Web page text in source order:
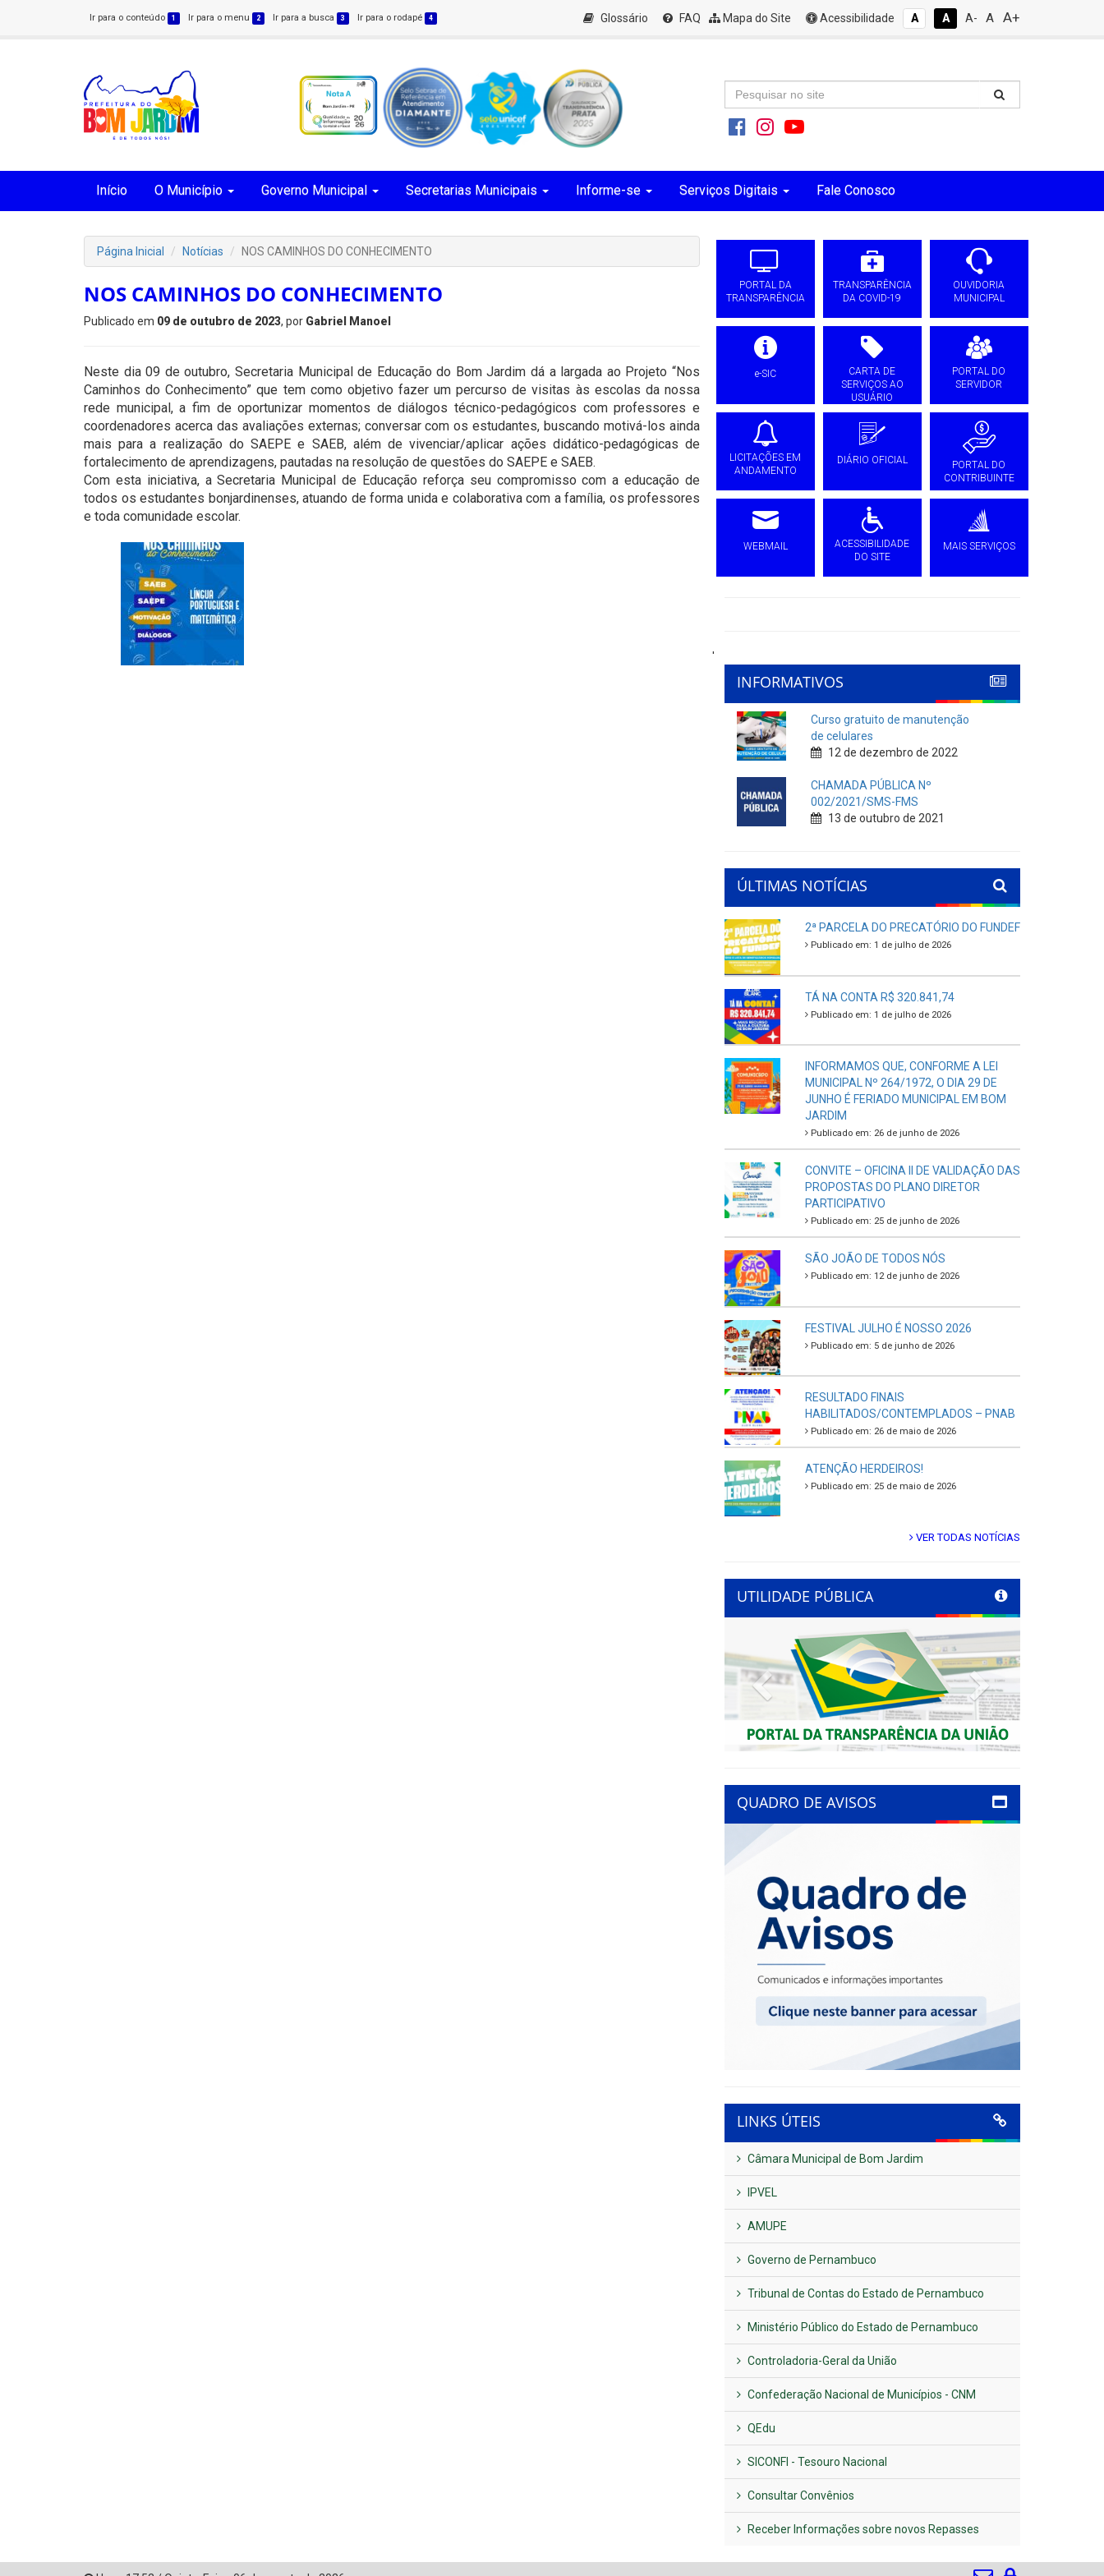
Ir para o conteúdo 1 Ir para o menu 2 Ir para a busca 3 Ir para o rodapé 4 Glossário FAQ Mapa do Site Acessibilidade A A A- A A+
Início O Município Governo Municipal Secretarias Municipais Informe-se Serviços Digitais Fale Conosco
Página Inicial Notícias NOS CAMINHOS DO CONHECIMENTO
NOS CAMINHOS DO CONHECIMENTO
Publicado em 09 de outubro de 2023, por Gabriel Manoel
Neste dia 09 de outubro, Secretaria Municipal de Educação do Bom Jardim dá a largada ao Projeto “Nos
Caminhos do Conhecimento” que tem como objetivo fazer um percurso de visitas às escolas da nossa
rede municipal, a fim de oportunizar momentos de diálogos técnico-pedagógicos com professores e
coordenadores acerca das avaliações externas; conversar com os estudantes, buscando motivá-los ainda
mais para a realização do SAEPE e SAEB, além de vivenciar/aplicar ações didático-pedagógicas de
fortalecimento de aprendizagens, pautadas na resolução de questões do SAEPE e SAEB.
Com esta iniciativa, a Secretaria Municipal de Educação reforça seu compromisso com a educação de
todos os estudantes bonjardinenses, atuando de forma unida e colaborativa com a família, os professores
e toda comunidade escolar.
PORTAL DA
TRANSPARÊNCIA
TRANSPARÊNCIA
DA COVID-19
OUVIDORIA
MUNICIPAL
e-SIC
CARTA DE
SERVIÇOS AO
USUÁRIO
PORTAL DO
SERVIDOR
LICITAÇÕES EM
ANDAMENTO
DIÁRIO OFICIAL
PORTAL DO
CONTRIBUINTE
WEBMAIL
ACESSIBILIDADE
DO SITE
MAIS SERVIÇOS
'
INFORMATIVOS
Curso gratuito de manutenção
de celulares
12 de dezembro de 2022
CHAMADA PÚBLICA Nº
002/2021/SMS-FMS
13 de outubro de 2021
ÚLTIMAS NOTÍCIAS
2ª PARCELA DO PRECATÓRIO DO FUNDEF
Publicado em: 1 de julho de 2026
TÁ NA CONTA R$ 320.841,74
Publicado em: 1 de julho de 2026
INFORMAMOS QUE, CONFORME A LEI
MUNICIPAL Nº 264/1972, O DIA 29 DE
JUNHO É FERIADO MUNICIPAL EM BOM
JARDIM
Publicado em: 26 de junho de 2026
CONVITE – OFICINA II DE VALIDAÇÃO DAS
PROPOSTAS DO PLANO DIRETOR
PARTICIPATIVO
Publicado em: 25 de junho de 2026
SÃO JOÃO DE TODOS NÓS
Publicado em: 12 de junho de 2026
FESTIVAL JULHO É NOSSO 2026
Publicado em: 5 de junho de 2026
RESULTADO FINAIS
HABILITADOS/CONTEMPLADOS – PNAB
Publicado em: 26 de maio de 2026
ATENÇÃO HERDEIROS!
Publicado em: 25 de maio de 2026
VER TODAS NOTÍCIAS
UTILIDADE PÚBLICA
Previous Next
QUADRO DE AVISOS
LINKS ÚTEIS
Câmara Municipal de Bom Jardim
IPVEL
AMUPE
Governo de Pernambuco
Tribunal de Contas do Estado de Pernambuco
Ministério Público do Estado de Pernambuco
Controladoria-Geral da União
Confederação Nacional de Municípios - CNM
QEdu
SICONFI - Tesouro Nacional
Consultar Convênios
Receber Informações sobre novos Repasses